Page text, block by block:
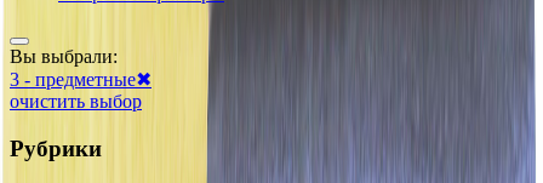
Вы выбрали:
3 - предметные✖
очистить выбор
Рубрики